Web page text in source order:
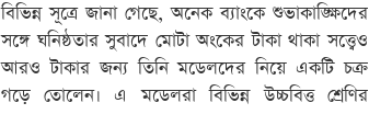
বিভিন্ন সূত্রে জানা গেছে, অনেক ব্যাংকে শুভাকাঙ্ক্ষিদের
সঙ্গে ঘনিষ্ঠতার সুবাদে মোটা অংকের টাকা থাকা সত্ত্বেও
আরও টাকার জন্য তিনি মডেলদের নিয়ে একটি চক্র
গড়ে তোলেন। এ মডেলরা বিভিন্ন উচ্চবিত্ত শ্রেণির